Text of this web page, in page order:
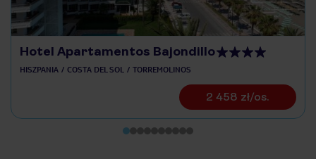
Hotel Apartamentos Bajondillo
HISZPANIA COSTA DEL SOL TORREMOLINOS
2 458 zł/os.